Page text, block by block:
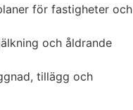
för fastigheter och
och åldrande
tillägg och